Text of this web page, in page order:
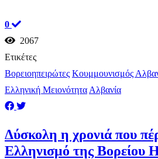
0
2067
Ετικέτες
Βορειοηπειρώτες Κουμμουνισμός
Ελληνική Μειονότητα Αλβανία
Δύσκολη η χρονιά που
Ελληνισμό της Βορείου